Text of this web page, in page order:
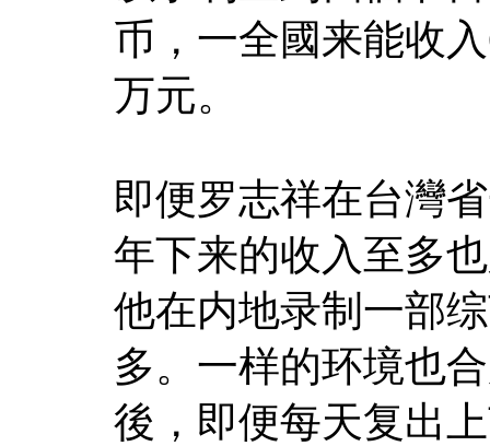
币，一全國来能收
万元。
即便罗志祥在台灣
年下来的收入至多
他在内地录制一部
多。一样的环境也
後，即便每天复出